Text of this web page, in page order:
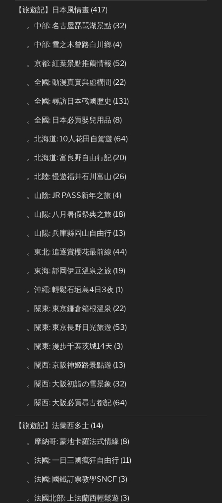
【旅遊記】日本風情畫 (417)
。中部: 名古屋琵琶湖景點 (32)
。中部: 雪之木曾路白川鄉 (4)
。京都: 紅葉景點推薦情報 (52)
。全國: 動漫真實與虛構間 (22)
。全國: 尋訪日本戰國歷史 (131)
。全國: 日本必買嬰兒用品 (8)
。北海道: 10人花田自駕遊 (64)
。北海道: 富良野自由行記 (20)
。北陸: 慢遊福井石川富山 (26)
。山陰: JR PASS新年之旅 (4)
。山陽: 八月暑假祭典之旅 (18)
。山陽: 兵庫縣岡山自由行 (13)
。東北: 追逐賞櫻花最前線 (44)
。東海: 靜岡伊豆溫泉之旅 (19)
。沖繩: 輕鬆石垣島4日3夜 (1)
。關東: 東京鐮倉箱根溫泉 (22)
。關東: 東京長野日光旅遊 (53)
。關東: 漫步千葉茨城14天 (3)
。關西: 京阪神姬路景點遊 (13)
。關西: 大阪初詣の雪景象 (32)
。關西: 大阪必買尋古都記 (64)
【旅遊記】法蘭西多士 (14)
。摩納哥: 蒙地卡羅法式情緣 (8)
。法國: 一日三國瘋狂自由行 (11)
。法國: 國鐵訂票教學SNCF (3)
。法國北部: 上法蘭西輕鬆遊 (3)